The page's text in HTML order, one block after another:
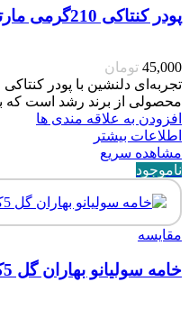
پودر کنتاکی 210گرمی مارتین رشد
45,000 تومان
تجربه‌ای دلنشین با پودر
محصولی از برند رشد است که
افزودن به علاقه مندی ها
اطلاعات بیشتر
مشاهده سریع
ناموجود
مقایسه
خامه سولیانو بهاران گل 5کیلویی